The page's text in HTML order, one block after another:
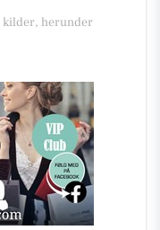
kilder, herunder